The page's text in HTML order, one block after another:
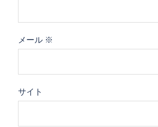
メール ※
サイト